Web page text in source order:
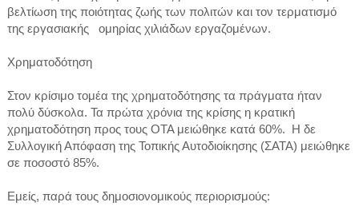
βελτίωση της ποιότητας ζωής των πολιτών και τον τερματισμό
της εργασιακής ομηρίας χιλιάδων εργαζομένων.
Χρηματοδότηση
Στον κρίσιμο τομέα της χρηματοδότησης τα πράγματα ήταν
πολύ δύσκολα. Τα πρώτα χρόνια της κρίσης η κρατική
χρηματοδότηση προς τους ΟΤΑ μειώθηκε κατά 60%. Η δε
Συλλογική Απόφαση της Τοπικής Αυτοδιοίκησης (ΣΑΤΑ) μειώθηκε
σε ποσοστό 85%.
Εμείς, παρά τους δημοσιονομικούς περιορισμούς: